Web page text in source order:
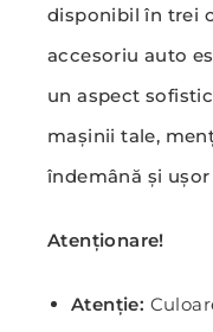
disponibil în trei
accesoriu auto
un aspect
mașinii tale,
îndemână și
Atenționare!
Atenție: